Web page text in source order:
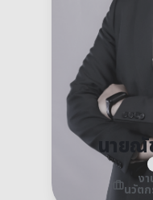
นายณั
ง
นวัต